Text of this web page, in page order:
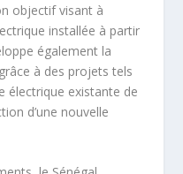
objectif visant à
installée à partir
également la
à des projets tels
électrique existante de
d’une nouvelle